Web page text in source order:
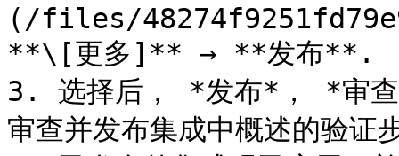
(/files/
**\[更多]** → **发布**.
3. 选择后， *发布*， *审查
审查并发布集成中概述的验证